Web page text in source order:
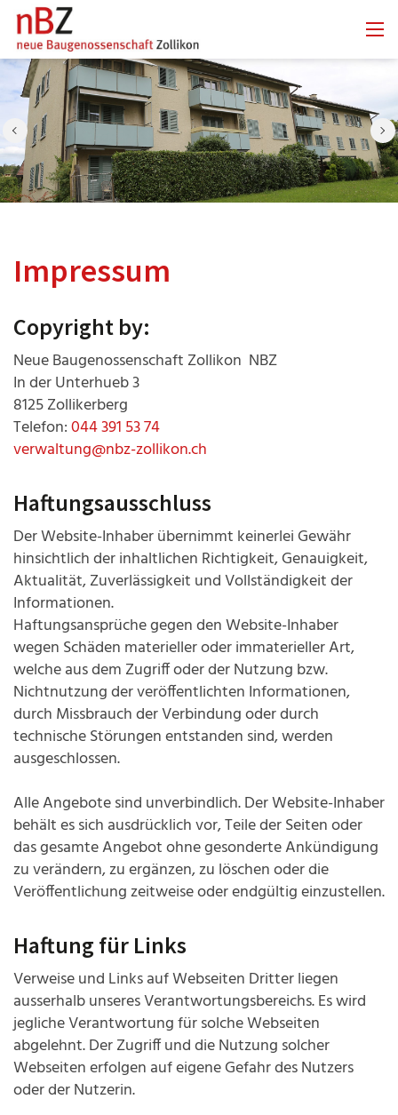
Impressum
Copyright by:
Neue Baugenossenschaft Zollikon NBZ
In der Unterhueb 3
8125 Zollikerberg
Telefon:044 391 53 74
verwaltung@nbz-zollikon.ch
Haftungsausschluss
Der Website-Inhaber übernimmt keinerlei Gewähr
hinsichtlich der inhaltlichen Richtigkeit, Genauigkeit,
Aktualität, Zuverlässigkeit und Vollständigkeit der
Informationen.
Haftungsansprüche gegen den Website-Inhaber
wegen Schäden materieller oder immaterieller Art,
welche aus dem Zugriff oder der Nutzung bzw.
Nichtnutzung der veröffentlichten Informationen,
durch Missbrauch der Verbindung oder durch
technische Störungen entstanden sind, werden
ausgeschlossen.
Alle Angebote sind unverbindlich. Der Website-Inhaber
behält es sich ausdrücklich vor, Teile der Seiten oder
das gesamte Angebot ohne gesonderte Ankündigung
zu verändern, zu ergänzen, zu löschen oder die
Veröffentlichung zeitweise oder endgültig einzustellen.
Haftung für Links
Verweise und Links auf Webseiten Dritter liegen
ausserhalb unseres Verantwortungsbereichs. Es wird
jegliche Verantwortung für solche Webseiten
abgelehnt. Der Zugriff und die Nutzung solcher
Webseiten erfolgen auf eigene Gefahr des Nutzers
oder der Nutzerin.